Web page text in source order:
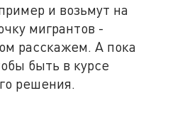
и возьмут на
мигрантов -
расскажем. А пока
быть в курсе
решения.